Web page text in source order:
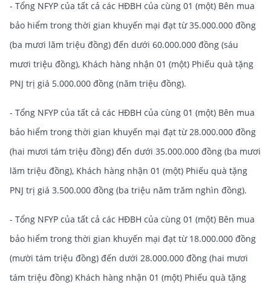
- Tổng NFYP của tất cả các HĐBH của cùng 01 (một) Bên mua
bảo hiểm trong thời gian khuyến mại đạt từ 35.000.000 đồng
(ba mươi lăm triệu đồng) đến dưới 60.000.000 đồng (sáu
mươi triệu đồng), Khách hàng nhận 01 (một) Phiếu quà tặng
PNJ trị giá 5.000.000 đồng (năm triệu đồng).
- Tổng NFYP của tất cả các HĐBH của cùng 01 (một) Bên mua
bảo hiểm trong thời gian khuyến mại đạt từ 28.000.000 đồng
(hai mươi tám triệu đồng) đến dưới 35.000.000 đồng (ba mươi
lăm triệu đồng), Khách hàng nhận 01 (một) Phiếu quà tặng
PNJ trị giá 3.500.000 đồng (ba triệu năm trăm nghìn đồng).
- Tổng NFYP của tất cả các HĐBH của cùng 01 (một) Bên mua
bảo hiểm trong thời gian khuyến mại đạt từ 18.000.000 đồng
(mười tám triệu đồng) đến dưới 28.000.000 đồng (hai mươi
tám triệu đồng) Khách hàng nhận 01 (một) Phiếu quà tặng